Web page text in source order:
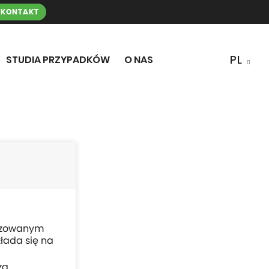
KONTAKT
STUDIA PRZYPADKÓW O NAS
się na